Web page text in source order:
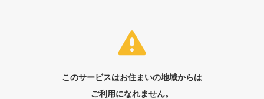
このサービスはお住まいの地域からは
ご利用になれません。